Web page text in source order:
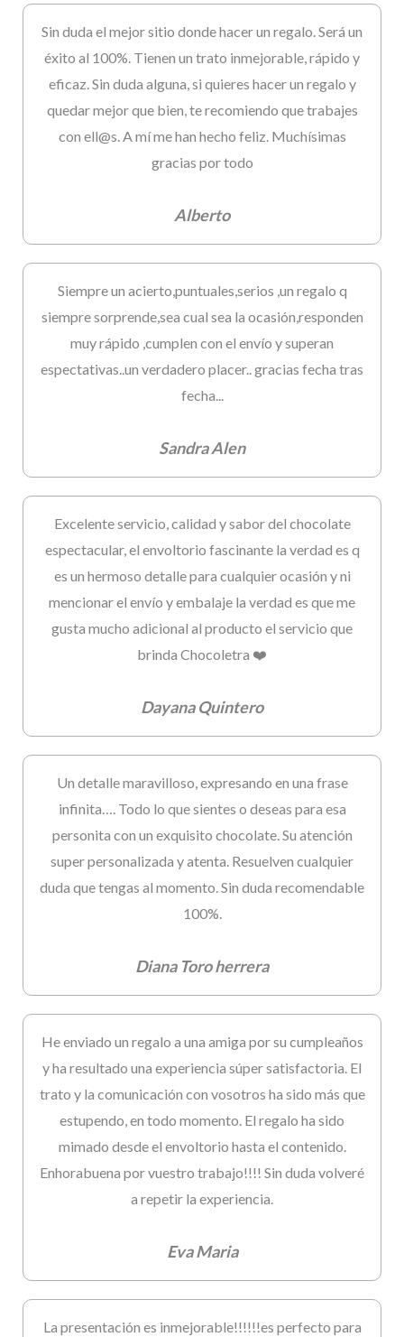
Sin duda el mejor sitio donde hacer un regalo. Será un
éxito al 100%. Tienen un trato inmejorable, rápido y
eficaz. Sin duda alguna, si quieres hacer un regalo y
quedar mejor que bien, te recomiendo que trabajes
con ell@s. A mí me han hecho feliz. Muchísimas
gracias por todo
Alberto
Siempre un acierto,puntuales,serios ,un regalo q
siempre sorprende,sea cual sea la ocasión,responden
muy rápido ,cumplen con el envío y superan
espectativas..un verdadero placer.. gracias fecha tras
fecha...
Sandra Alen
Excelente servicio, calidad y sabor del chocolate
espectacular, el envoltorio fascinante la verdad es q
es un hermoso detalle para cualquier ocasión y ni
mencionar el envío y embalaje la verdad es que me
gusta mucho adicional al producto el servicio que
brinda Chocoletra ❤️
Dayana Quintero
Un detalle maravilloso, expresando en una frase
infinita…. Todo lo que sientes o deseas para esa
personita con un exquisito chocolate. Su atención
super personalizada y atenta. Resuelven cualquier
duda que tengas al momento. Sin duda recomendable
100%.
Diana Toro herrera
He enviado un regalo a una amiga por su cumpleaños
y ha resultado una experiencia súper satisfactoria. El
trato y la comunicación con vosotros ha sido más que
estupendo, en todo momento. El regalo ha sido
mimado desde el envoltorio hasta el contenido.
Enhorabuena por vuestro trabajo!!!! Sin duda volveré
a repetir la experiencia.
Eva Maria
La presentación es inmejorable!!!!!!es perfecto para